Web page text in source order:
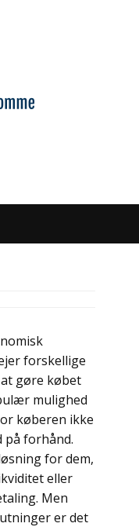
forskellige
gøre købet
mulighed
køberen ikke
på forhånd.
for dem,
eller
Men
er det